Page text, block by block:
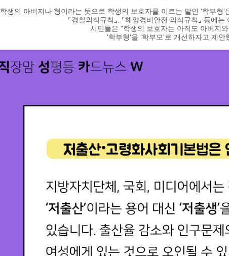
학생의 아버지나 형이라는 뜻으로 학생의 보호자를 이르는 말인 '학부형
⌜경찰의식규칙 ⌟ ⌜해양경비안전 의식규칙 ⌟ 등에는
시민들은 "학생의 보호자는 아직도 아버지
'학부형'을 '학부모'로 개선하자고 제안